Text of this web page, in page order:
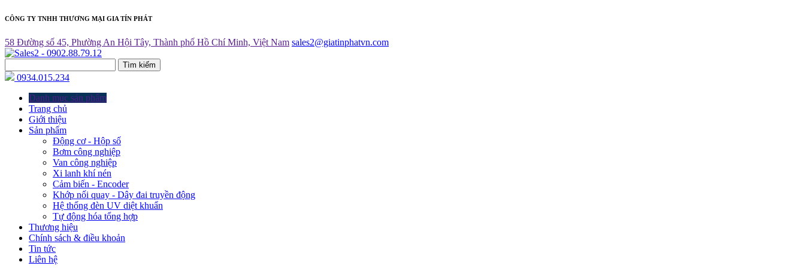
CÔNG TY TNHH THƯƠNG MẠI GIA TÍN PHÁT
58 Đường số 45, Phường An Hội Tây, Thành phố Hồ Chí Minh, Việt Nam sales2@giatinphatvn.com
Tìm kiếm
0934.015.234
Danh mục sản phẩm
Trang chủ
Giới thiệu
Sản phẩm
Động cơ - Hộp số
Bơm công nghiệp
Van công nghiệp
Xi lanh khí nén
Cảm biến - Encoder
Khớp nối quay - Dây đai truyền động
Hệ thống đèn UV diệt khuẩn
Tự động hóa tổng hợp
Thương hiệu
Chính sách & điều khoản
Tin tức
Liên hệ